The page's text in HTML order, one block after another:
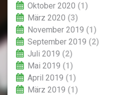
Oktober 2020 (1)
März 2020 (3)
November 2019 (1)
September 2019 (2)
Juli 2019 (2)
Mai 2019 (1)
April 2019 (1)
März 2019 (1)